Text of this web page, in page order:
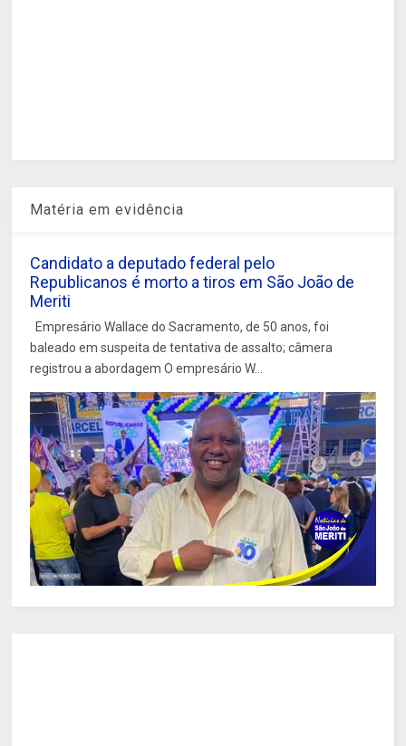
Matéria em evidência
Candidato a deputado federal pelo
Republicanos é morto a tiros em São João de
Meriti
Empresário Wallace do Sacramento, de 50 anos, foi
baleado em suspeita de tentativa de assalto; câmera
registrou a abordagem O empresário W...